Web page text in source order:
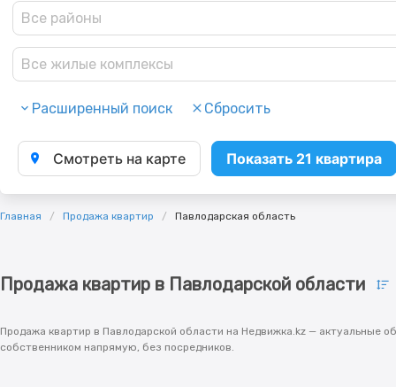
Все районы
Все жилые комплексы
Расширенный поиск Сбросить
Смотреть на карте Показать 21 квартира
Главная Продажа квартир Павлодарская область
Продажа квартир в Павлодарской области
Продажа квартир в Павлодарской области на Недвижка.kz — актуальные
собственником напрямую, без посредников.